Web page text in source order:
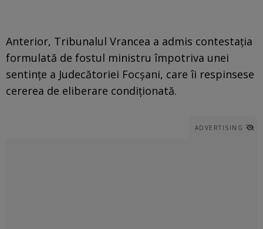
Anterior, Tribunalul Vrancea a admis contestația
formulată de fostul ministru împotriva unei
sentințe a Judecătoriei Focșani, care îi respinsese
cererea de eliberare condiționată.
ADVERTISING